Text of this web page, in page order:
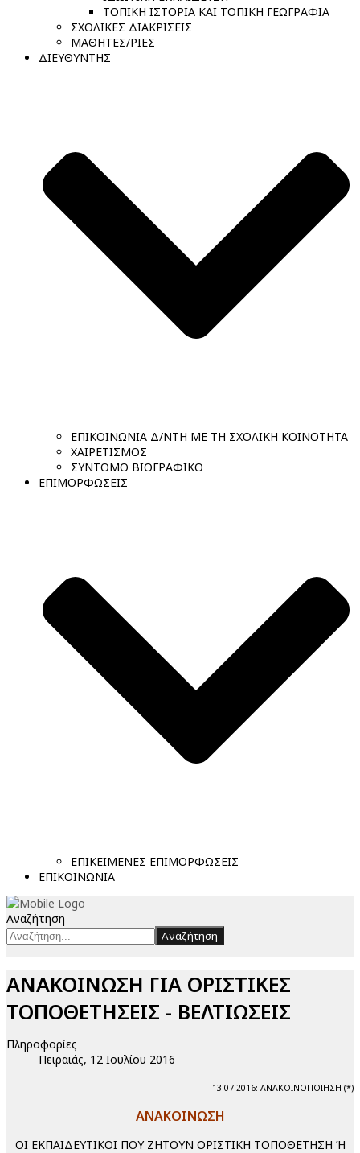
ΤΟΠΙΚΗ ΙΣΤΟΡΙΑ ΚΑΙ ΤΟΠΙΚΗ ΓΕΩΓΡΑΦΙΑ
ΣΧΟΛΙΚΕΣ ΔΙΑΚΡΙΣΕΙΣ
ΜΑΘΗΤΕΣ/ΡΙΕΣ
ΔΙΕΥΘΥΝΤΗΣ
ΕΠΙΚΟΙΝΩΝΙΑ Δ/ΝΤΗ ΜΕ ΤΗ ΣΧΟΛΙΚΗ ΚΟΙΝΟΤΗΤΑ
ΧΑΙΡΕΤΙΣΜΟΣ
ΣΥΝΤΟΜΟ ΒΙΟΓΡΑΦΙΚΟ
ΕΠΙΜΟΡΦΩΣΕΙΣ
ΕΠΙΚΕΙΜΕΝΕΣ ΕΠΙΜΟΡΦΩΣΕΙΣ
ΕΠΙΚΟΙΝΩΝΙΑ
Αναζήτηση
Αναζήτηση
ΑΝΑΚΟΙΝΩΣΗ ΓΙΑ ΟΡΙΣΤΙΚΕΣ
ΤΟΠΟΘΕΤΗΣΕΙΣ - ΒΕΛΤΙΩΣΕΙΣ
Πληροφορίες
Πειραιάς, 12 Ιουλίου 2016
13-07-2016: ΑΝΑΚΟΙΝΟΠΟΙΗΣΗ (*)
ΑΝΑΚΟΙΝΩΣΗ
ΟΙ ΕΚΠΑΙΔΕΥΤΙΚΟΙ ΠΟΥ ΖΗΤΟΥΝ ΟΡΙΣΤΙΚΗ ΤΟΠΟΘΕΤΗΣΗ Ή